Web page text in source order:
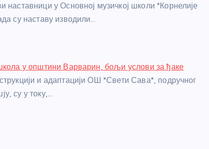
наставници у Основној музичкој школи "Корнелије
су наставу изводили…
у општини Варварин, бољи услови за ђаке
и адаптацији ОШ "Свети Сава", подручног
су у току,…